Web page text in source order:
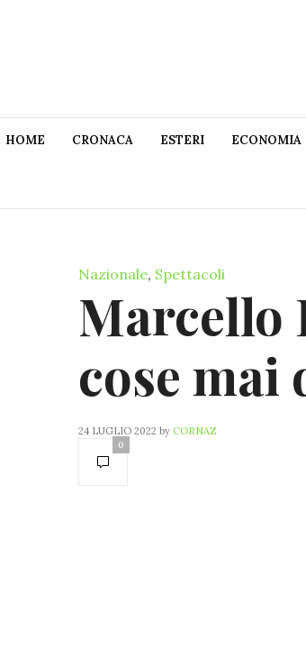
HOME CRONACA ESTERI ECONOMIA
Nazionale, Spettacoli
Marcello
cose mai
24 LUGLIO 2022 by CORNAZ
0